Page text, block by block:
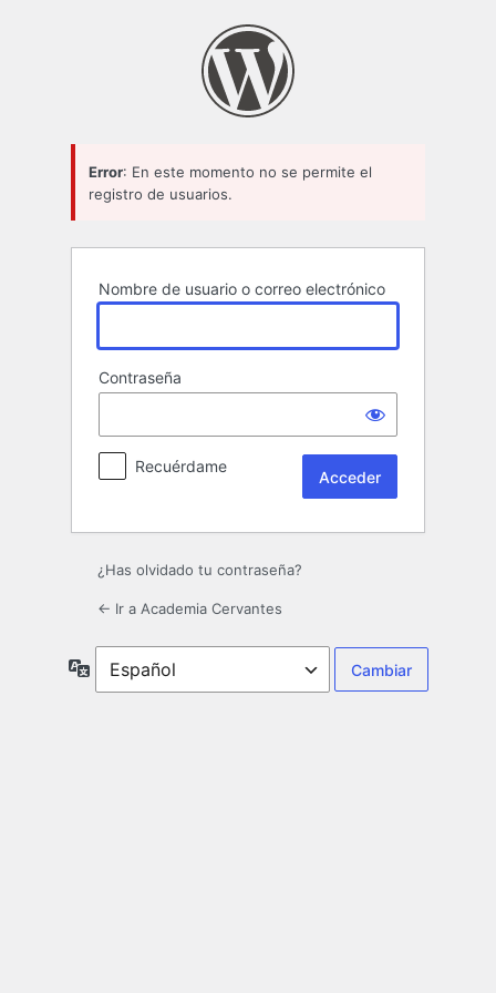
Error: En este momento no se permite el
registro de usuarios.
Nombre de usuario o correo electrónico
Contraseña
Recuérdame
¿Has olvidado tu contraseña?
← Ir a Academia Cervantes
Idioma